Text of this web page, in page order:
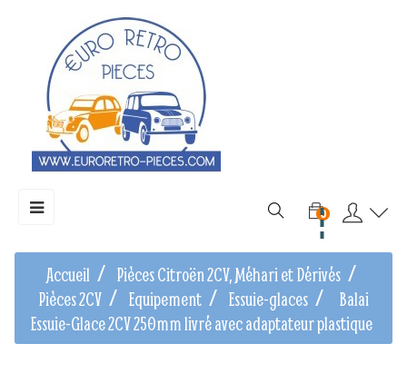
Basculer
☰ 0
Accueil
Pièces Citroën 2CV, Méhari et Dérivés
Pièces 2CV
Equipement Essuie-glaces
Balai
Essuie-Glace 2CV 250mm livré avec adaptateur plastique